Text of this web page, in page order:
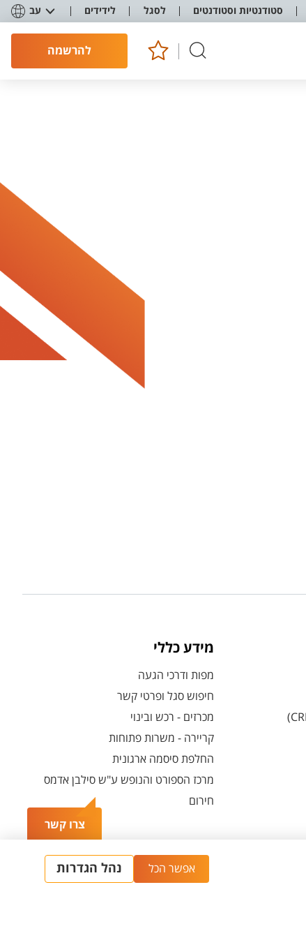
סטודנטיות וסטודנטים לסגל לידידים עב
להרשמה
צרו קשר
מידע כללי
מפות ודרכי הגעה
חיפוש סגל ופרטי קשר
מכרזים - רכש ובינוי
קריירה - משרות פתוחות
החלפת סיסמה ארגונית
מרכז הספורט והנופש ע"ש סילבן אדמס
חירום